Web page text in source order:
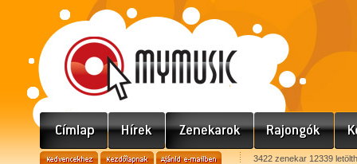
3422 zenekar 12339